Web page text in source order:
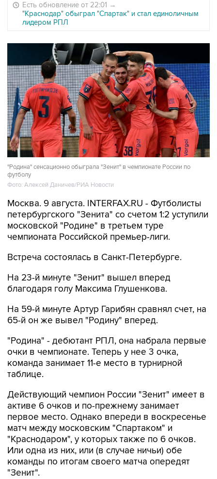
Есть обновление от 22:01 →
"Краснодар" обыграл "Спартак" и стал единоличным
лидером РПЛ
"Родина" сенсационно обыграла "Зенит" в чемпионате России по
футболу
Фото: Алексей Даничев/РИА Новости
Москва. 9 августа. INTERFAX.RU - Футболисты
петербургского "Зенита" со счетом 1:2 уступили
московской "Родине" в третьем туре
чемпионата Российской премьер-лиги.
Встреча состоялась в Санкт-Петербурге.
На 23-й минуте "Зенит" вышел вперед
благодаря голу Максима Глушенкова.
На 59-й минуте Артур Гарибян сравнял счет, на
65-й он же вывел "Родину" вперед.
"Родина" - дебютант РПЛ, она набрала первые
очки в чемпионате. Теперь у нее 3 очка,
команда занимает 11-е место в турнирной
таблице.
Действующий чемпион России "Зенит" имеет в
активе 6 очков и по-прежнему занимает
первое место. Однако впереди в воскресенье
матч между московским "Спартаком" и
"Краснодаром", у которых также по 6 очков.
Или одна из них, или (в случае ничьи) обе
команды по итогам своего матча опередят
"Зенит".